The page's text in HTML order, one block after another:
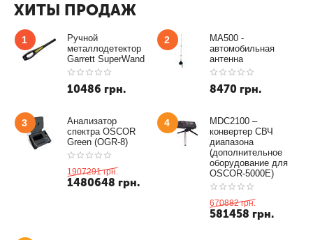
ХИТЫ ПРОДАЖ
1
Ручной
металлодетектор
Garrett SuperWand
10486 грн.
2
MA500 -
автомобильная
антенна
8470 грн.
3
Анализатор
спектра OSCOR
Green (OGR-8)
1907291 грн.
1480648 грн.
4
MDC2100 –
конвертер СВЧ
диапазона
(дополнительное
оборудование для
OSCOR-5000E)
670882 грн.
581458 грн.